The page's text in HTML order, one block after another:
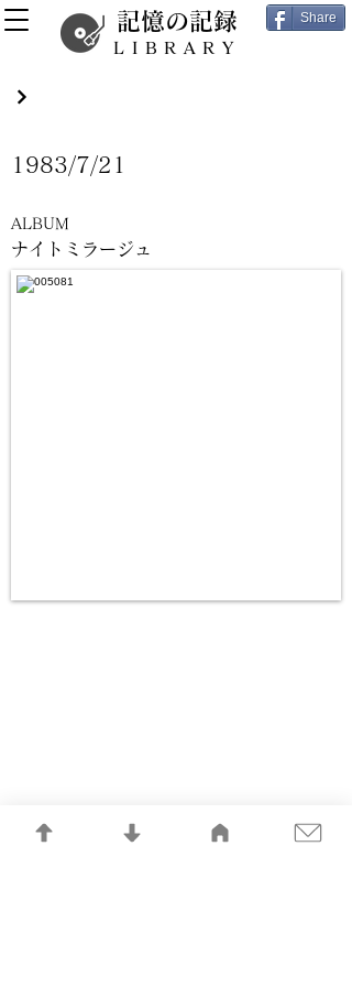
記憶の記録
LIBRARY
Share
ナイトミラージュ
1983/7/21
ALBUM